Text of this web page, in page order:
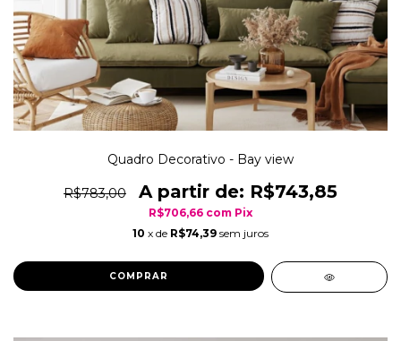
Quadro Decorativo - Bay view
R$783,00 R$743,85
R$706,66 com Pix
10 x de R$74,39 sem juros
COMPRAR